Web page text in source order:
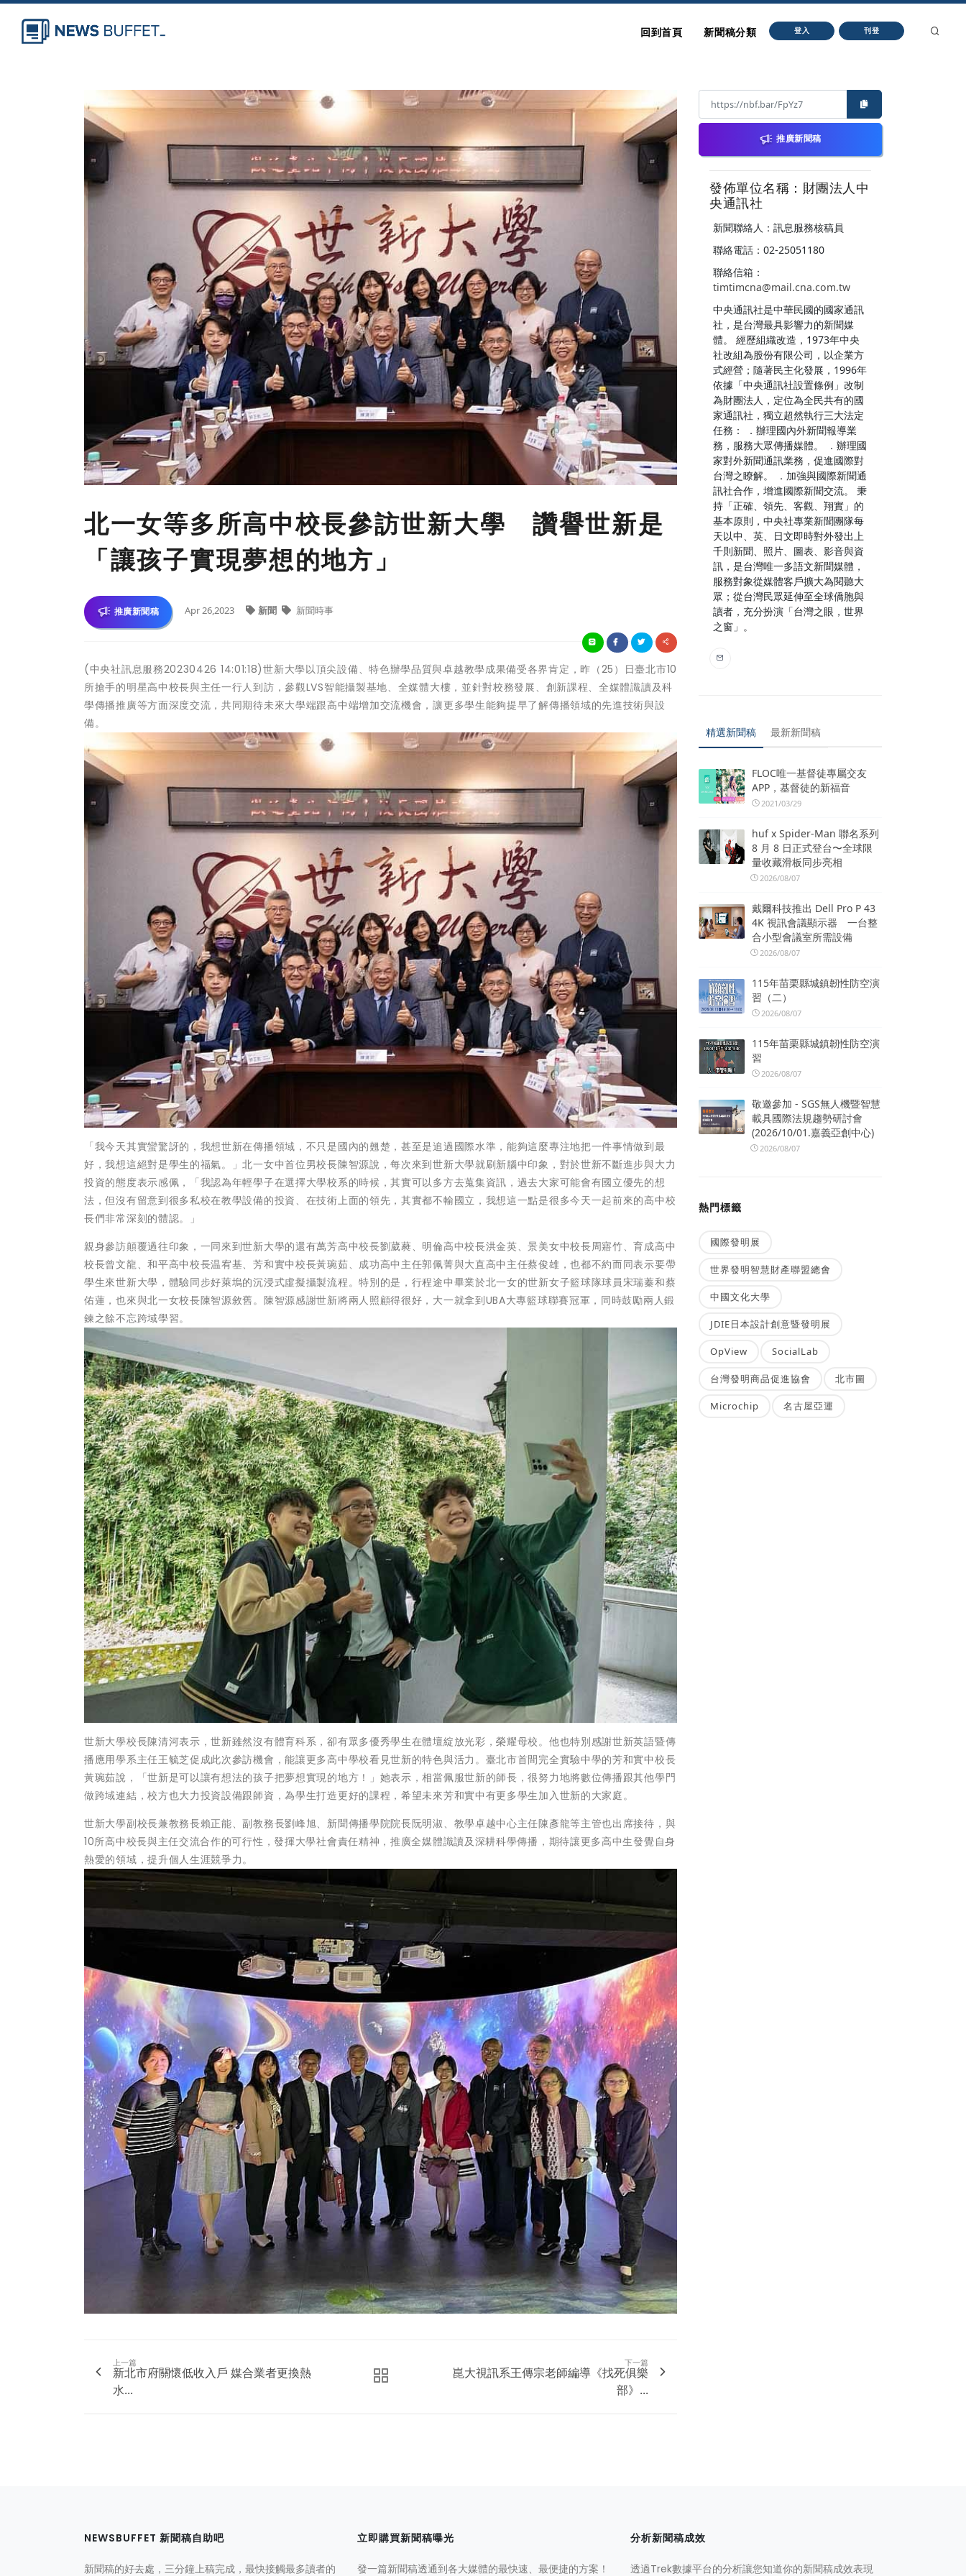
回到首頁 新聞稿分類 登入 刊登
北一女等多所高中校長參訪世新大學 讚譽世新是
「讓孩子實現夢想的地方」
推廣新聞稿 Apr 26,2023 新聞 新聞時事
(中央社訊息服務20230426 14:01:18)世新大學以頂尖設備、特色辦學品質與卓越教學成果備受各界肯定，昨（25）日臺北市10
所搶手的明星高中校長與主任一行人到訪，參觀LVS智能攝製基地、全媒體大樓，並針對校務發展、創新課程、全媒體識讀及科
學傳播推廣等方面深度交流，共同期待未來大學端跟高中端增加交流機會，讓更多學生能夠提早了解傳播領域的先進技術與設
備。
「我今天其實蠻驚訝的，我想世新在傳播領域，不只是國內的翹楚，甚至是追過國際水準，能夠這麼專注地把一件事情做到最
好，我想這絕對是學生的福氣。」北一女中首位男校長陳智源說，每次來到世新大學就刷新腦中印象，對於世新不斷進步與大力
投資的態度表示感佩，「我認為年輕學子在選擇大學校系的時候，其實可以多方去蒐集資訊，過去大家可能會有國立優先的想
法，但沒有留意到很多私校在教學設備的投資、在技術上面的領先，其實都不輸國立，我想這一點是很多今天一起前來的高中校
長們非常深刻的體認。」
親身參訪顛覆過往印象，一同來到世新大學的還有萬芳高中校長劉葳蕤、明倫高中校長洪金英、景美女中校長周寤竹、育成高中
校長曾文龍、和平高中校長温宥基、芳和實中校長黃琬茹、成功高中主任郭佩菁與大直高中主任蔡俊雄，也都不約而同表示要帶
學生來世新大學，體驗同步好萊塢的沉浸式虛擬攝製流程。特別的是，行程途中畢業於北一女的世新女子籃球隊球員宋瑞蓁和蔡
佑蓮，也來與北一女校長陳智源敘舊。陳智源感謝世新將兩人照顧得很好，大一就拿到UBA大專籃球聯賽冠軍，同時鼓勵兩人鍛
鍊之餘不忘跨域學習。
世新大學校長陳清河表示，世新雖然沒有體育科系，卻有眾多優秀學生在體壇綻放光彩，榮耀母校。他也特別感謝世新英語暨傳
播應用學系主任王毓芝促成此次參訪機會，能讓更多高中學校看見世新的特色與活力。臺北市首間完全實驗中學的芳和實中校長
黃琬茹說，「世新是可以讓有想法的孩子把夢想實現的地方！」她表示，相當佩服世新的師長，很努力地將數位傳播跟其他學門
做跨域連結，校方也大力投資設備跟師資，為學生打造更好的課程，希望未來芳和實中有更多學生加入世新的大家庭。
世新大學副校長兼教務長賴正能、副教務長劉峰旭、新聞傳播學院院長阮明淑、教學卓越中心主任陳彥龍等主管也出席接待，與
10所高中校長與主任交流合作的可行性，發揮大學社會責任精神，推廣全媒體識讀及深耕科學傳播，期待讓更多高中生發覺自身
熱愛的領域，提升個人生涯競爭力。
上一篇
新北市府關懷低收入戶 媒合業者更換熱
水...
下一篇
崑大視訊系王傳宗老師編導《找死俱樂
部》...
推廣新聞稿
發佈單位名稱：財團法人中
央通訊社
新聞聯絡人：訊息服務核稿員
聯絡電話：02-25051180
聯絡信箱：
timtimcna@mail.cna.com.tw
中央通訊社是中華民國的國家通訊
社，是台灣最具影響力的新聞媒
體。 經歷組織改造，1973年中央
社改組為股份有限公司，以企業方
式經營；隨著民主化發展，1996年
依據「中央通訊社設置條例」改制
為財團法人，定位為全民共有的國
家通訊社，獨立超然執行三大法定
任務： ．辦理國內外新聞報導業
務，服務大眾傳播媒體。 ．辦理國
家對外新聞通訊業務，促進國際對
台灣之瞭解。 ．加強與國際新聞通
訊社合作，增進國際新聞交流。 秉
持「正確、領先、客觀、翔實」的
基本原則，中央社專業新聞團隊每
天以中、英、日文即時對外發出上
千則新聞、照片、圖表、影音與資
訊，是台灣唯一多語文新聞媒體，
服務對象從媒體客戶擴大為閱聽大
眾；從台灣民眾延伸至全球僑胞與
讀者，充分扮演「台灣之眼，世界
之窗」。
精選新聞稿 最新新聞稿
FLOC唯一基督徒專屬交友
APP，基督徒的新福音
2021/03/29
huf x Spider-Man 聯名系列
8 月 8 日正式登台〜全球限
量收藏滑板同步亮相
2026/08/07
戴爾科技推出 Dell Pro P 43
4K 視訊會議顯示器 一台整
合小型會議室所需設備
2026/08/07
115年苗栗縣城鎮韌性防空演
習（二）
2026/08/07
115年苗栗縣城鎮韌性防空演
習
2026/08/07
敬邀參加 - SGS無人機暨智慧
載具國際法規趨勢研討會
(2026/10/01.嘉義亞創中心)
2026/08/07
熱門標籤
國際發明展
世界發明智慧財產聯盟總會
中國文化大學
JDIE日本設計創意暨發明展
OpView SocialLab
台灣發明商品促進協會 北市圖
Microchip 名古屋亞運
NEWSBUFFET 新聞稿自助吧
新聞稿的好去處，三分鐘上稿完成，最快接觸最多讀者的
立即購買新聞稿曝光
發一篇新聞稿透通到各大媒體的最快速、最便捷的方案！
分析新聞稿成效
透過Trek數據平台的分析讓您知道你的新聞稿成效表現